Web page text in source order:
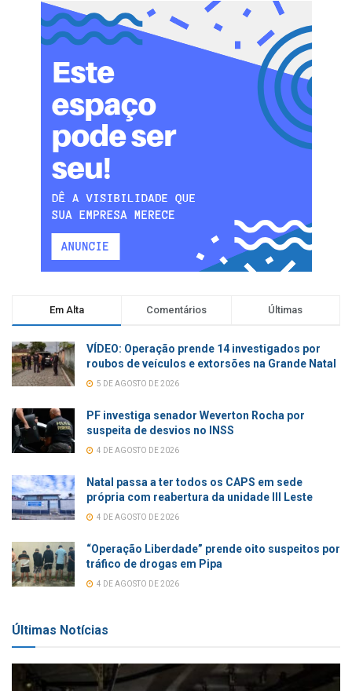
Em Alta Comentários Últimas
VÍDEO: Operação prende 14 investigados por
roubos de veículos e extorsões na Grande Natal
5 DE AGOSTO DE 2026
PF investiga senador Weverton Rocha por
suspeita de desvios no INSS
4 DE AGOSTO DE 2026
Natal passa a ter todos os CAPS em sede
própria com reabertura da unidade III Leste
4 DE AGOSTO DE 2026
“Operação Liberdade” prende oito suspeitos por
tráfico de drogas em Pipa
4 DE AGOSTO DE 2026
Últimas Notícias